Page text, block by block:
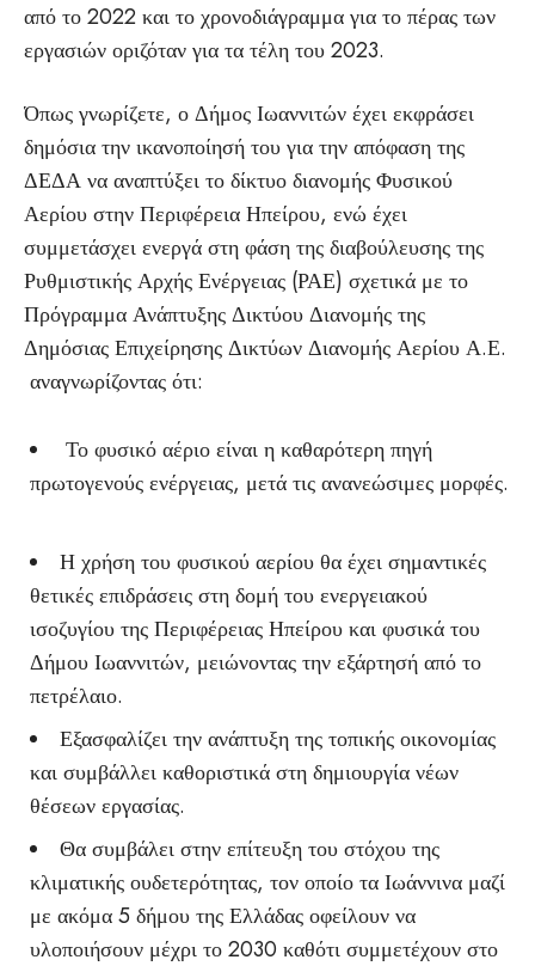
από το 2022 και το χρονοδιάγραμμα για το πέρας των
εργασιών οριζόταν για τα τέλη του 2023.
Όπως γνωρίζετε, ο Δήμος Ιωαννιτών έχει εκφράσει
δημόσια την ικανοποίησή του για την απόφαση της
ΔΕΔΑ να αναπτύξει το δίκτυο διανομής Φυσικού
Αερίου στην Περιφέρεια Ηπείρου, ενώ έχει
συμμετάσχει ενεργά στη φάση της διαβούλευσης της
Ρυθμιστικής Αρχής Ενέργειας (ΡΑΕ) σχετικά με το
Πρόγραμμα Ανάπτυξης Δικτύου Διανομής της
Δημόσιας Επιχείρησης Δικτύων Διανομής Αερίου Α.Ε.
αναγνωρίζοντας ότι:
Το φυσικό αέριο είναι η καθαρότερη πηγή
πρωτογενούς ενέργειας, μετά τις ανανεώσιμες μορφές.
Η χρήση του φυσικού αερίου θα έχει σημαντικές
θετικές επιδράσεις στη δομή του ενεργειακού
ισοζυγίου της Περιφέρειας Ηπείρου και φυσικά του
Δήμου Ιωαννιτών, μειώνοντας την εξάρτησή από το
πετρέλαιο.
Εξασφαλίζει την ανάπτυξη της τοπικής οικονομίας
και συμβάλλει καθοριστικά στη δημιουργία νέων
θέσεων εργασίας.
Θα συμβάλει στην επίτευξη του στόχου της
κλιματικής ουδετερότητας, τον οποίο τα Ιωάννινα μαζί
με ακόμα 5 δήμου της Ελλάδας οφείλουν να
υλοποιήσουν μέχρι το 2030 καθότι συμμετέχουν στο